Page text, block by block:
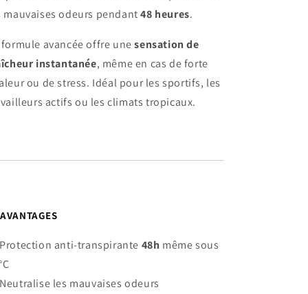
mauvaises odeurs pendant48 heures.
formule avancée offre unesensation de
instantanée, même en cas de forte
ou de stress. Idéal pour les sportifs, les
actifs ou les climats tropicaux.
AVANTAGES
anti-transpirante 48h même sous
les mauvaises odeurs